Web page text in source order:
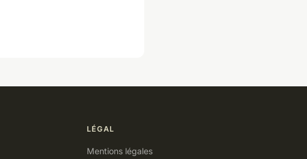
LÉGAL
Mentions légales